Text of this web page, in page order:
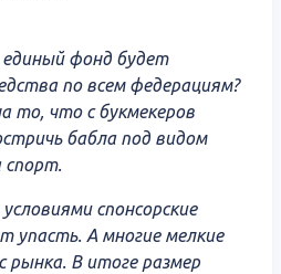
фонд будет
по всем федерациям?
то, что с букмекеров
бабла под видом
спорт.
спонсорские
упасть. А многие мелкие
рынка. В итоге размер